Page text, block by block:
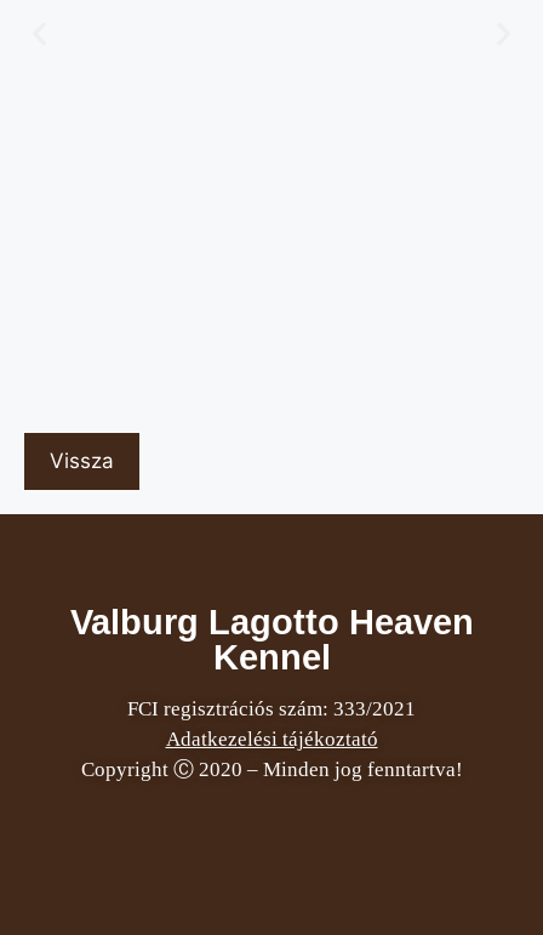
Vissza
Valburg Lagotto Heaven
Kennel
FCI regisztrációs szám: 333/2021
Adatkezelési tájékoztató
Copyright Ⓒ 2020 – Minden jog fenntartva!